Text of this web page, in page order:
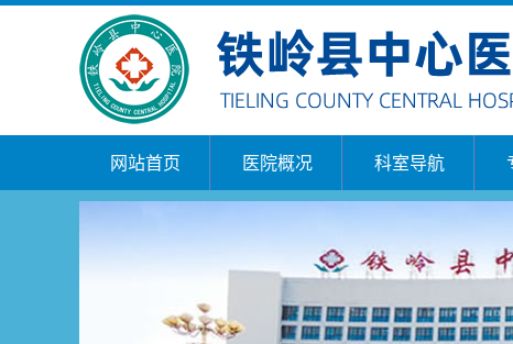
网站首页 医院概况 科室导航